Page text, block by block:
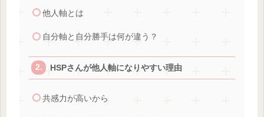
他人軸とは
自分軸と自分勝手は何が違う？
HSPさんが他人軸になりやすい理由
共感力が高いから